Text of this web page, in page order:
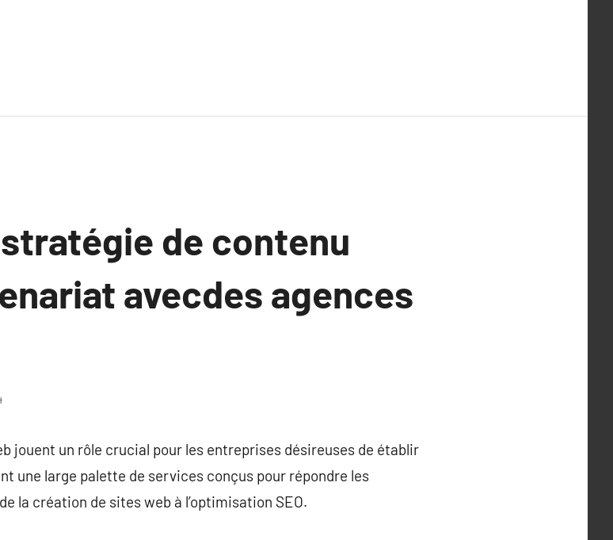
de contenu
avecdes agences
jouent un rôle crucial pour les entreprises désireuses de établir
une large palette de services conçus pour répondre les
la création de sites web à l’optimisation SEO.